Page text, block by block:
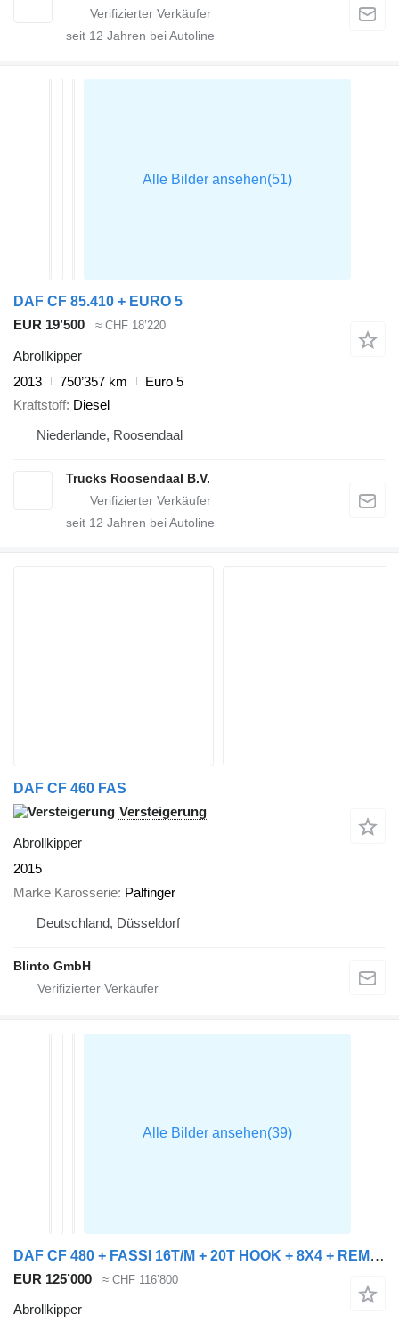
seit 12 Jahren bei Autoline
DAF CF 85.410 + EURO 5
EUR 19’500
≈ CHF 18’220
Abrollkipper
2013
750’357 km
Euro 5
Kraftstoff Diesel
Niederlande, Roosendaal
Trucks Roosendaal B.V.
seit 12 Jahren bei Autoline
DAF CF 460 FAS
Versteigerung
Abrollkipper
2015
Marke Karosserie Palfinger
Deutschland, Düsseldorf
Blinto GmbH
DAF CF 480 + FASSI 16T/M + 20T HOOK + 8X4 + REMOTE
EUR 125’000 ≈ CHF 116’800
Abrollkipper